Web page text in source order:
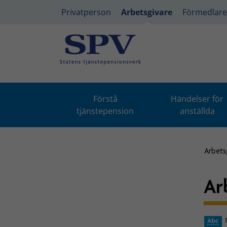
Privatperson Arbetsgivare Förmedlare
Förstå
tjänstepension
Händelser för
anställda